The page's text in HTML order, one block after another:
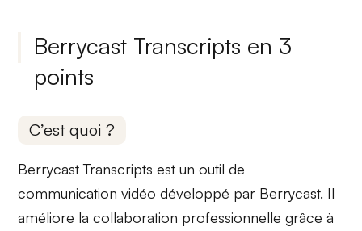
Berrycast Transcripts en 3
points
C’est quoi ?
Berrycast Transcripts est unoutil de
communication vidéo développé par Berrycast. Il
améliore lacollaboration professionnelle grâce à